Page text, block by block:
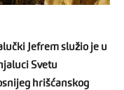
Jefrem služio je u
Svetu
hrišćanskog